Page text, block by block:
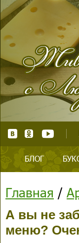
БЛОГ
Главная /
А вы не
меню?